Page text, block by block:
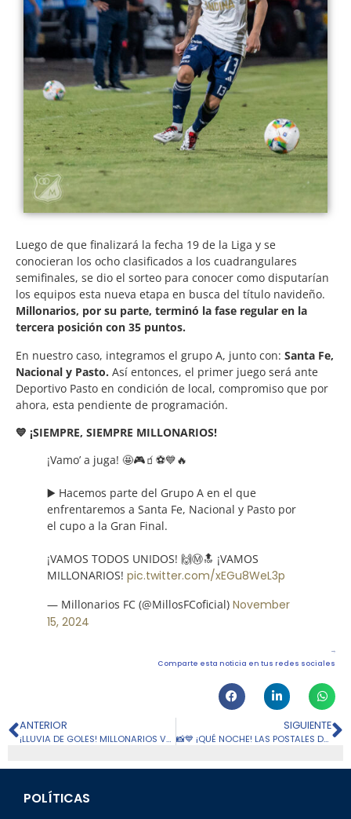
Luego de que finalizará la fecha 19 de la Liga y se
conocieran los ocho clasificados a los cuadrangulares
semifinales, se dio el sorteo para conocer como disputarían
los equipos esta nueva etapa en busca del título navideño.
Millonarios, por su parte, terminó la fase regular en la
tercera posición con 35 puntos.
En nuestro caso, integramos el grupo A, junto con: Santa Fe,
Nacional y Pasto. Así entonces, el primer juego será ante
Deportivo Pasto en condición de local, compromiso que por
ahora, esta pendiente de programación.
💙 ¡SIEMPRE, SIEMPRE MILLONARIOS!
¡Vamo’ a juga! 🤩🎮🧃⚽️💙🔥
▶️ Hacemos parte del Grupo A en el que
enfrentaremos a Santa Fe, Nacional y Pasto por
el cupo a la Gran Final.
¡VAMOS TODOS UNIDOS! 🙌Ⓜ️🔝 ¡VAMOS
MILLONARIOS! pic.twitter.com/xEGu8WeL3p
— Millonarios FC (@MillosFCoficial) November
15, 2024
Comparte esta noticia en tus redes sociales
ANTERIOR
¡LLUVIA DE GOLES! MILLONARIOS VENCIÓ 1-5 A CHICÓ
SIGUIENTE
📸💙 ¡QUÉ NOCHE! LAS POSTALES DEL 5-1 DE MILLONARIOS EN VILLAVICENCIO
POLÍTICAS